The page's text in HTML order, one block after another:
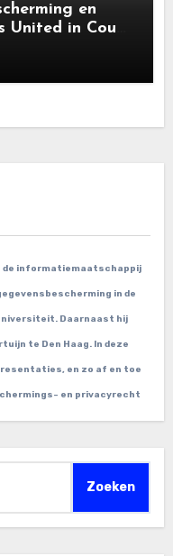
en
United in Court
6 maart
de informatiemaatschappij
in de
Daarnaast hij
te Den Haag. In deze
en zo af en toe
en privacyrecht